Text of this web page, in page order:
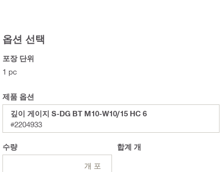
옵션 선택
포장 단위
1 pc
제품 옵션
깊이 게이지 S-DG BT M10-W10/15 HC 6
#2204933
수량
개 포
합계 개